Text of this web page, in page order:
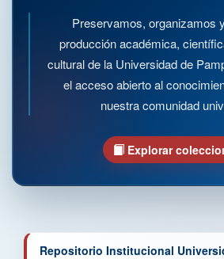
Preservamos, organizamos
producción académica,
cultural de la Universidad de
el acceso abierto al
nuestra comunidad
Explorar
Repositorio Institucional